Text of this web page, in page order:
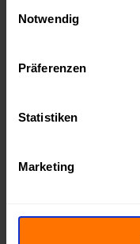
Notwendig
Präferenzen
Statistiken
Marketing